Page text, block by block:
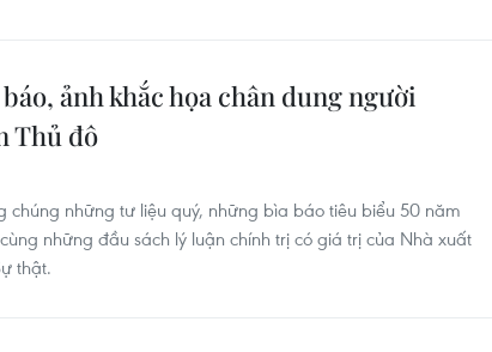
ảnh khắc họa chân dung người
Thủ đô
chúng những tư liệu quý, những bìa báo tiêu biểu 50 năm
những đầu sách lý luận chính trị có giá trị của Nhà xuất
thật.